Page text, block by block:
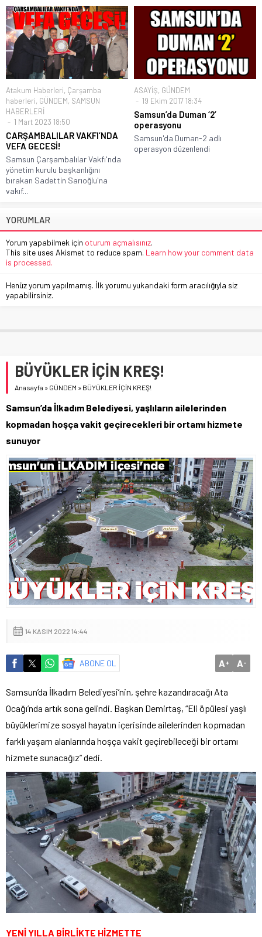
Atakum Haberleri, Çarşamba
haberleri, GÜNDEM, SAMSUN
HABERLERİ
1 Mart 2023 18:50
CARŞAMBALILAR VAKFI’NDA
VEFA GECESİ!
Samsun Çarşambalılar Vakfı'nda
yönetim kurulu başkanlığını
bırakan Sadettin Sarıoğlu'na
vakıf...
ASAYİŞ, GÜNDEM
19 Ekim 2017 18:34
Samsun’da Duman ‘2’
operasyonu
Samsun'da Duman-2 adlı
operasyon düzenlendi
YORUMLAR
Yorum yapabilmek için oturum açmalısınız.
This site uses Akismet to reduce spam. Learn how your comment data
is processed.
Henüz yorum yapılmamış. İlk yorumu yukarıdaki form aracılığıyla siz
yapabilirsiniz.
BÜYÜKLER İÇİN KREŞ!
Anasayfa » GÜNDEM » BÜYÜKLER İÇİN KREŞ!
Samsun’da İlkadım Belediyesi, yaşlıların ailelerinden
kopmadan hoşça vakit geçirecekleri bir ortamı hizmete
sunuyor
14 KASIM 2022 14:44
ABONE OL A+ A-
Samsun’da İlkadım Belediyesi’nin, şehre kazandıracağı Ata
Ocağı’nda artık sona gelindi. Başkan Demirtaş, “Eli öpülesi yaşlı
büyüklerimize sosyal hayatın içerisinde ailelerinden kopmadan
farklı yaşam alanlarında hoşça vakit geçirebileceği bir ortamı
hizmete sunacağız” dedi.
YENİ YILLA BİRLİKTE HİZMETTE